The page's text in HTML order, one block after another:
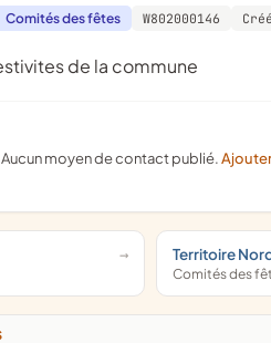
Comités des fêtes W802000146
de la commune
Aucun moyen de contact publié.
Territoire
Comités des